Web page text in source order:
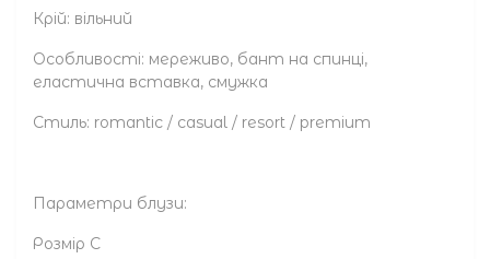
Крій: вільний
Особливості: мереживо, бант на спинці,
еластична вставка, смужка
Стиль: romantic / casual / resort / premium
Параметри блузи:
Розмір С